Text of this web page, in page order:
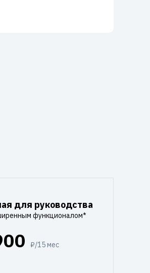
для руководства
функционалом*
₽/15 мес